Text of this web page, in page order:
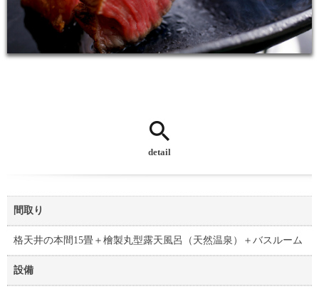
detail
間取り
格天井の本間15畳＋檜製丸型露天風呂（天然温泉）＋バスルーム
設備